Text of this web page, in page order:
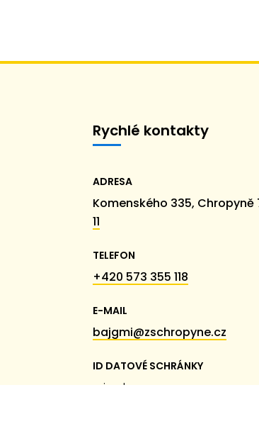
Rychlé kontakty
ADRESA
Komenského 335, Chropyně
11
TELEFON
+420 573 355 118
E-MAIL
bajgmi@zschropyne.cz
ID DATOVÉ SCHRÁNKY
miumkem